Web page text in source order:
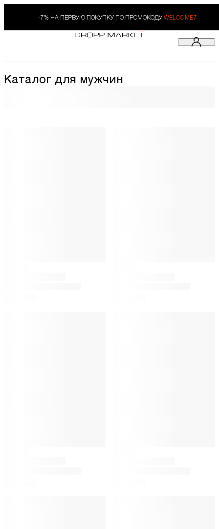
-7% НА ПЕРВУЮ ПОКУПКУ ПО ПРОМОКОДУ WELCOME7
Каталог для мужчин